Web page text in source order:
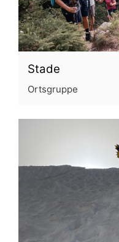
Stade
Ortsgruppe